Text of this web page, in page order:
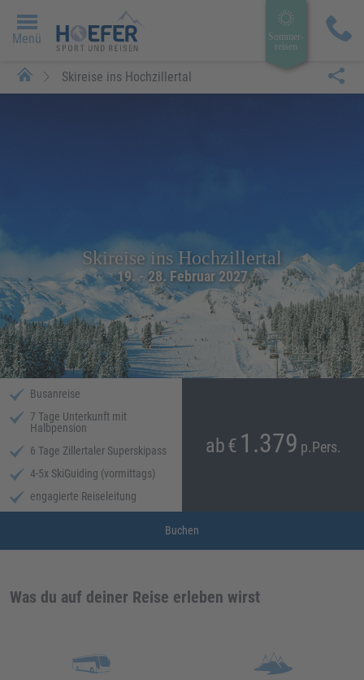
Menü
Sommer­
reisen
Skireise ins Hochzillertal
Skireise ins Hochzillertal
19. - 28. Februar 2027
ab€ 1.379 p.Pers.
Busanreise
7 Tage Unterkunft mit
Halbpension
6 Tage Zillertaler Superskipass
4-5x SkiGuiding (vormittags)
engagierte Reiseleitung
Buchen
Was du auf deiner Reise erleben wirst